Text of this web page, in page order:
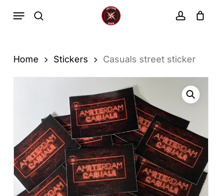
zoekopdracht
Menu
Winkelwagen
Home Stickers Casuals street sticker